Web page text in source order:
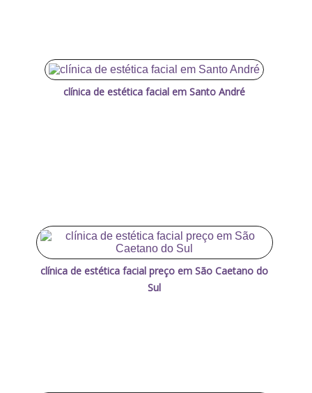
clínica de estética facial em Santo André
clínica de estética facial preço em São Caetano do
Sul